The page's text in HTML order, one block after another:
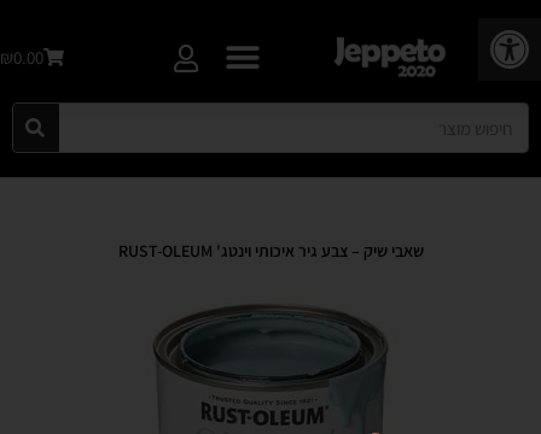
פתח סרגל נגישות
₪0.00
שאבי שיק – צבע גיר איכותי וינטג' RUST-OLEUM